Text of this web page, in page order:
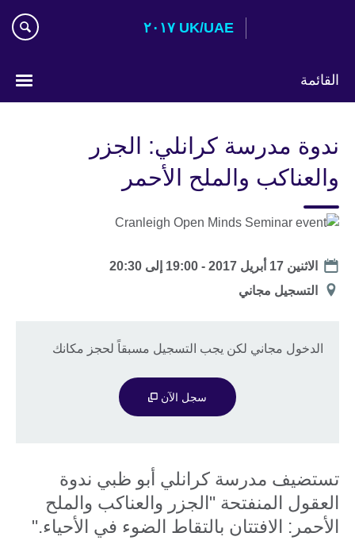
UK/UAE ٢٠١٧
القائمة
ندوة مدرسة كرانلي: الجزر
والعناكب والملح الأحمر
Date
الاثنين 17 أبريل 2017 - 19:00 إلى20:30
الموقع
التسجيل مجاني
الدخول مجاني لكن يجب التسجيل مسبقاً لحجز مكانك
سجل الآن
تستضيف مدرسة كرانلي أبو ظبي ندوة
العقول المنفتحة "الجزر والعناكب والملح
الأحمر: الافتتان بالتقاط الضوء في الأحياء."